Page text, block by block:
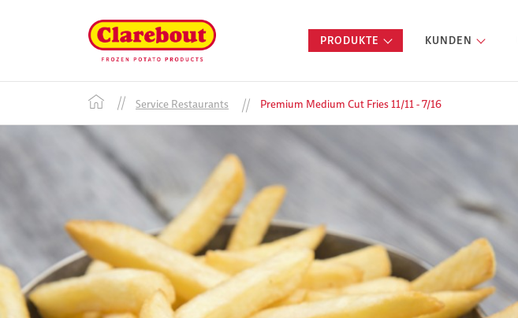
PRODUKTE KUNDEN
Service Restaurants Premium Medium Cut Fries 11/11 - 7/16